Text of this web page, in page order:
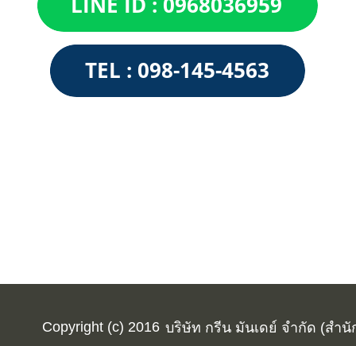
Copyright (c) 2016 บริษัท กรีน มันเดย์ จำกัด (สำ